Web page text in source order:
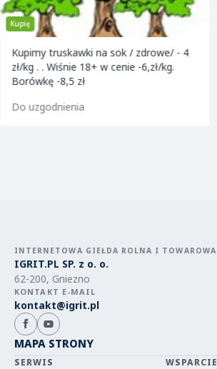
Kupię
Kupimy truskawki na sok / zdrowe/ - 4
zł/kg . . Wiśnie 18+ w cenie -6,zł/kg.
Borówkę -8,5 zł
Do uzgodnienia
INTERNETOWA GIEŁDA ROLNA I TOWAROWA
IGRIT.PL SP. z o. o.
62-200, Gniezno
KONTAKT E-MAIL
kontakt@igrit.pl
MAPA STRONY
SERWIS WSPARCIE